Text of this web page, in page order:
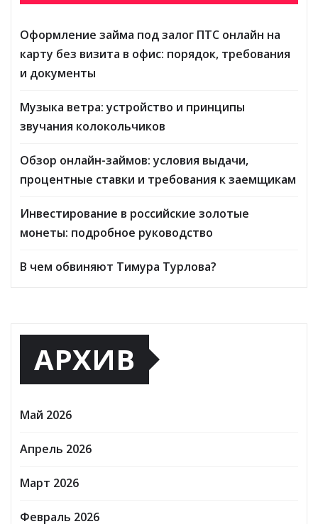
Оформление займа под залог ПТС онлайн на
карту без визита в офис: порядок, требования
и документы
Музыка ветра: устройство и принципы
звучания колокольчиков
Обзор онлайн-займов: условия выдачи,
процентные ставки и требования к заемщикам
Инвестирование в российские золотые
монеты: подробное руководство
В чем обвиняют Тимура Турлова?
АРХИВ
Май 2026
Апрель 2026
Март 2026
Февраль 2026